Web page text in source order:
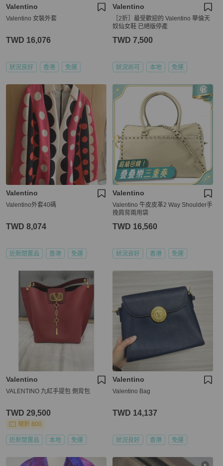
Valentino
Valentino 女裝外套
TWD 16,076
狀況良好 香港 免運
Valentino
［2折］最受歡迎的 Valentino 華倫天
奴仙女鞋 已絕版停產
TWD 7,500
狀況尚可 本地 免運
Valentino
Valentino外套40碼
TWD 8,074
近新閒置品 香港 免運
Valentino
Valentino 牛皮皮革2 Way Shoulder手
挽肩背兩用袋
TWD 16,560
狀況良好 香港 免運
Valentino
VALENTINO 九紅手提包 側背包
TWD 29,500
現折 800
近新閒置品 本地 免運
Valentino
Valentino Bag
TWD 14,137
狀況良好 香港 免運